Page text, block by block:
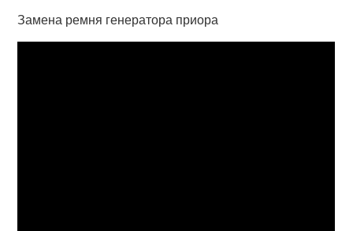
Замена ремня генератора приора